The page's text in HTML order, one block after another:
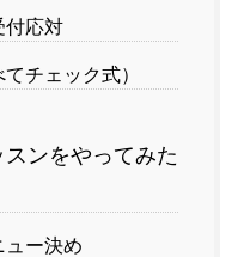
付応対
チェック式）
ンをやってみた
ー決め